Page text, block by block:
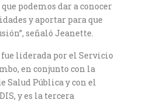
podemos dar a conocer
y aportar para que
señaló Jeanette.
liderada por el Servicio
en conjunto con la
Salud Pública y con el
y es la tercera